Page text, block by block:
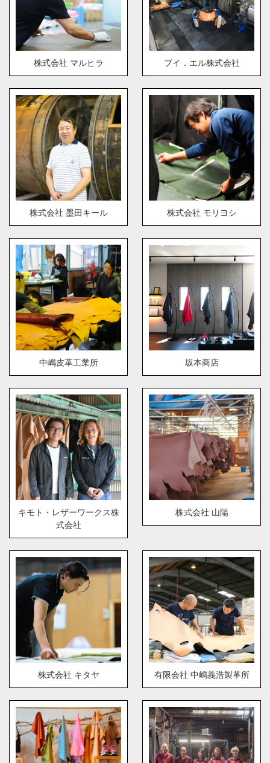
株式会社 マルヒラ ブイ．エル株式会社
株式会社 墨田キール 株式会社 モリヨシ
中嶋皮革工業所 坂本商店
キモト・レザーワークス株
式会社
株式会社 山陽
株式会社 キタヤ 有限会社 中嶋義浩製革所